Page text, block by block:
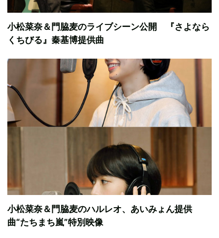
小松菜奈＆門脇麦のライブシーン公開 『さよなら
くちびる』秦基博提供曲
小松菜奈＆門脇麦のハルレオ、あいみょん提供
曲“たちまち嵐”特別映像